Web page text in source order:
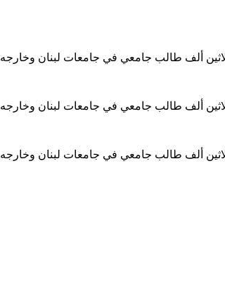
ألف طالب جامعي في جامعات لبنان وخارجه
ألف طالب جامعي في جامعات لبنان وخارجه
ألف طالب جامعي في جامعات لبنان وخارجه